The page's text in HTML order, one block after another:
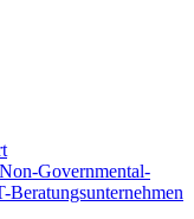
Non-Governmental-
Beratungsunternehmen